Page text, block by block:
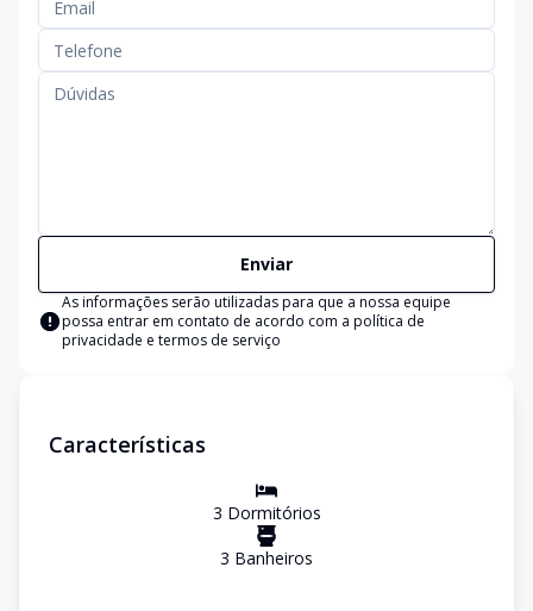
Enviar
As informações serão utilizadas para que a nossa equipe
possa entrar em contato de acordo com a política de
privacidade e termos de serviço
Características
3 Dormitórios
3 Banheiros